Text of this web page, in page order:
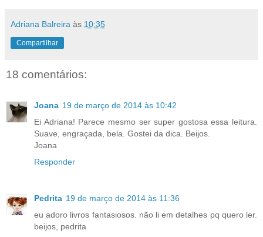
Adriana Balreira às 10:35
Compartilhar
18 comentários:
Joana 19 de março de 2014 às 10:42
Ei Adriana! Parece mesmo ser super gostosa essa leitura.
Suave, engraçada, bela. Gostei da dica. Beijos.
Joana
Responder
Pedrita 19 de março de 2014 às 11:36
eu adoro livros fantasiosos. não li em detalhes pq quero ler.
beijos, pedrita